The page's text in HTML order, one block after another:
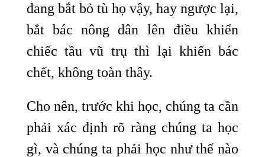
đang bắt bỏ tù họ vậy, hay ngược lại,
bắt bác nông dân lên điều khiển
chiếc tầu vũ trụ thì lại khiến bác
chết, không toàn thây.
Cho nên, trước khi học, chúng ta cần
phải xác định rõ ràng chúng ta học
gì, và chúng ta phải học như thế nào